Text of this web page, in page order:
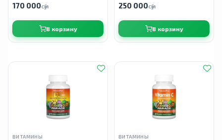
170 000сӯм
В корзину
250 000сӯм
В корзину
ВИТАМИНЫ ВИТАМИНЫ